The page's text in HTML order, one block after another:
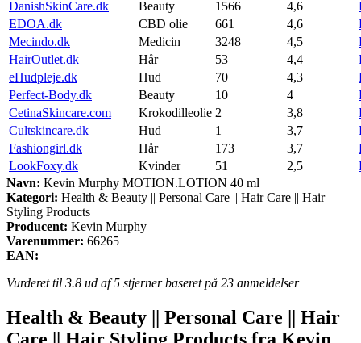
DanishSkinCare.dk
Beauty 1566 4,6
EDOA.dk
CBD olie 661 4,6
Mecindo.dk
Medicin 3248 4,5
HairOutlet.dk
Hår 53 4,4
eHudpleje.dk
Hud 70 4,3
Perfect-Body.dk
Beauty 10 4
CetinaSkincare.com
Krokodilleolie 2 3,8
Cultskincare.dk
Hud 1 3,7
Fashiongirl.dk
Hår 173 3,7
LookFoxy.dk
Kvinder 51 2,5
Navn: Kevin Murphy MOTION.LOTION 40 ml
Kategori: Health & Beauty || Personal Care || Hair Care || Hair
Styling Products
Producent: Kevin Murphy
Varenummer: 66265
EAN:
Vurderet til 3.8 ud af 5 stjerner baseret på 23 anmeldelser
Health & Beauty || Personal Care || Hair
Care || Hair Styling Products fra Kevin